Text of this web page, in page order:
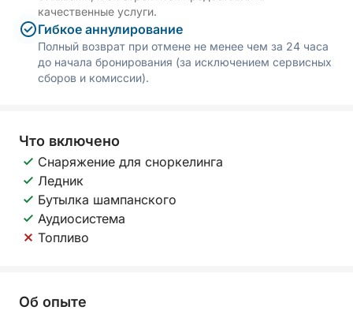
качественные услуги.
Гибкое аннулирование
Полный возврат при отмене не менее чем за 24 часа
до начала бронирования (за исключением сервисных
сборов и комиссии).
Что включено
Снаряжение для сноркелинга
Ледник
Бутылка шампанского
Аудиосистема
Топливо
Об опыте